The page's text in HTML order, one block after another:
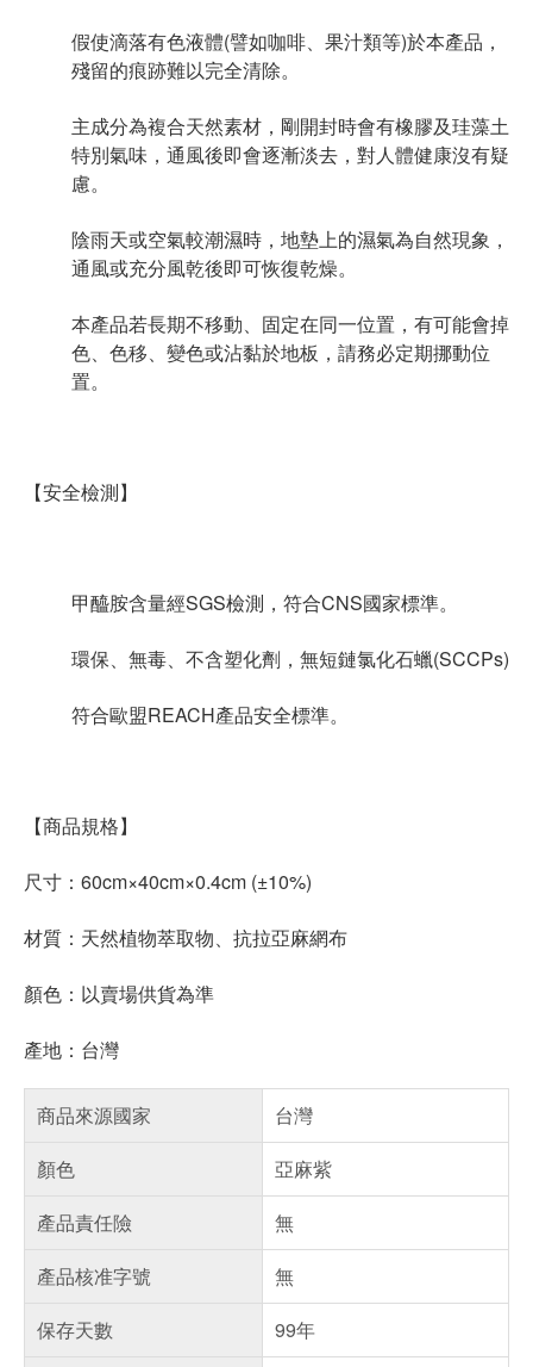
假使滴落有色液體(譬如咖啡、果汁類等)於本產品，
殘留的痕跡難以完全清除。
主成分為複合天然素材，剛開封時會有橡膠及珪藻土
特別氣味，通風後即會逐漸淡去，對人體健康沒有疑
慮。
陰雨天或空氣較潮濕時，地墊上的濕氣為自然現象，
通風或充分風乾後即可恢復乾燥。
本產品若長期不移動、固定在同一位置，有可能會掉
色、色移、變色或沾黏於地板，請務必定期挪動位
置。
【安全檢測】
甲醯胺含量經SGS檢測，符合CNS國家標準。
環保、無毒、不含塑化劑，無短鏈氯化石蠟(SCCPs)
符合歐盟REACH產品安全標準。
【商品規格】
尺寸：60cm×40cm×0.4cm (±10%)
材質：天然植物萃取物、抗拉亞麻網布
顏色：以賣場供貨為準
產地：台灣
商品來源國家
台灣
顏色
亞麻紫
產品責任險
無
產品核准字號
無
保存天數
99年